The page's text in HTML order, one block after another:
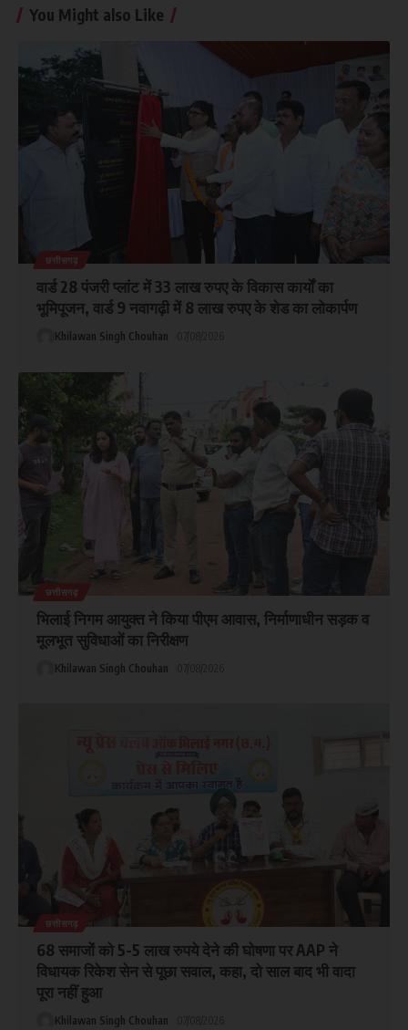
You Might also Like
छत्तीसगढ़
वार्ड 28 पंजरी प्लांट में 33 लाख रुपए के विकास कार्यों का
भूमिपूजन, वार्ड 9 नवागढ़ी में 8 लाख रुपए के शेड का लोकार्पण
Khilawan Singh Chouhan
छत्तीसगढ़
भिलाई निगम आयुक्त ने किया पीएम आवास, निर्माणाधीन सड़क व
मूलभूत सुविधाओं का निरीक्षण
Khilawan Singh Chouhan
छत्तीसगढ़
68 समाजों को 5-5 लाख रुपये देने की घोषणा पर AAP ने
विधायक रिकेश सेन से पूछा सवाल, कहा, दो साल बाद भी वादा
पूरा नहीं हुआ
Khilawan Singh Chouhan